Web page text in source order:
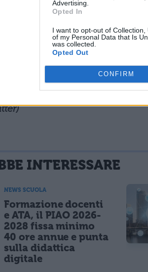
Advertising.
Opted In
I want to opt-out of
of my Personal Data that Is
was collected.
Opted Out
CONFIRM
INTERESSARE
NEWS SCUOLA
Formazione docenti
e ATA, il PIAO 2026-
2028 fissa minimo
40 ore annue e punta
sulla didattica
digitale